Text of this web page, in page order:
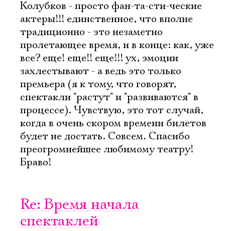
Колубков - просто фан-та-сти-ческие
актеры!!! единственное, что вполне
традиционно - это незаметно
пролетающее время, и в конце: как, уже
все? еще! еще!! еще!!! ух, эмоции
захлестывают - а ведь это только
премьера (я к тому, что говорят,
спектакли "растут" и "развиваются" в
процессе). Чувствую, это тот случай,
когда в очень скором времени билетов
будет не достать. Совсем. Спасибо
преогромнейшее любимому театру!
Браво!
Re: Время начала
спектаклей